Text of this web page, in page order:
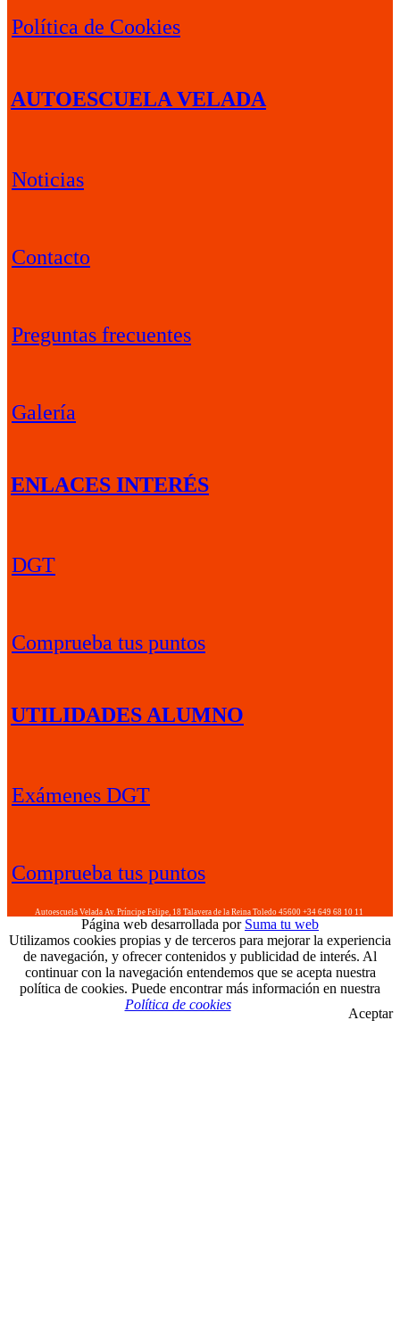
Política de Cookies
AUTOESCUELA VELADA
Noticias
Contacto
Preguntas frecuentes
Galería
ENLACES INTERÉS
DGT
Comprueba tus puntos
UTILIDADES ALUMNO
Exámenes DGT
Comprueba tus puntos
Autoescuela Velada Av. Príncipe Felipe, 18 Talavera de la Reina Toledo 45600 +34 649 68 10 11
Página web desarrollada por Suma tu web
Utilizamos cookies propias y de terceros para mejorar la experiencia
de navegación, y ofrecer contenidos y publicidad de interés. Al
continuar con la navegación entendemos que se acepta nuestra
política de cookies. Puede encontrar más información en nuestra
Política de cookies
Aceptar